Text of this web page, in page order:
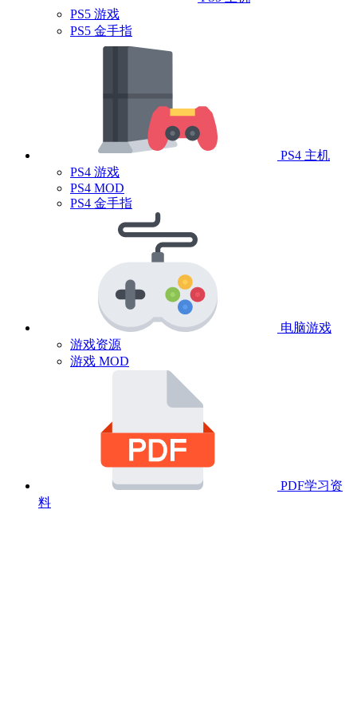
PS5 游戏
PS5 金手指
PS4 主机
PS4 游戏
PS4 MOD
PS4 金手指
电脑游戏
游戏资源
游戏 MOD
PDF学习资
料